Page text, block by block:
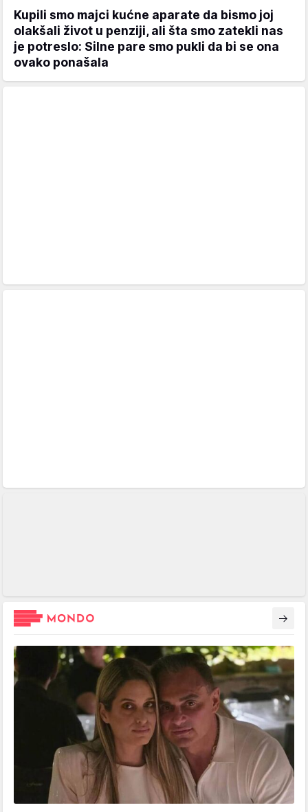
Kupili smo majci kućne aparate da bismo joj
olakšali život u penziji, ali šta smo zatekli nas
je potreslo: Silne pare smo pukli da bi se ona
ovako ponašala